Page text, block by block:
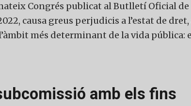
Congrés publicat al Butlletí Oficial de
causa greus perjudicis a l’estat de dret,
més determinant de la vida pública:
amb els fins